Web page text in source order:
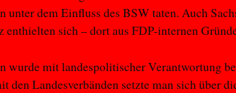
unter dem Einfluss des BSW taten. Auch
sich – dort aus FDP-internen
wurde mit landespolitischer Verantwortung
den Landesverbänden setzte man sich über